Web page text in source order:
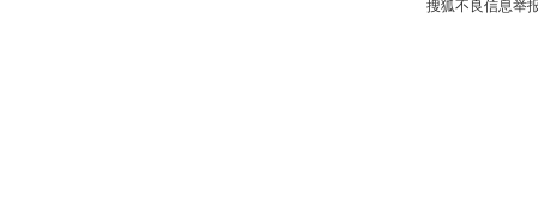
搜狐不良信息举